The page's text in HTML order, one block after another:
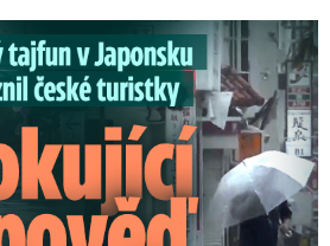
turistky: Šokující zpověď